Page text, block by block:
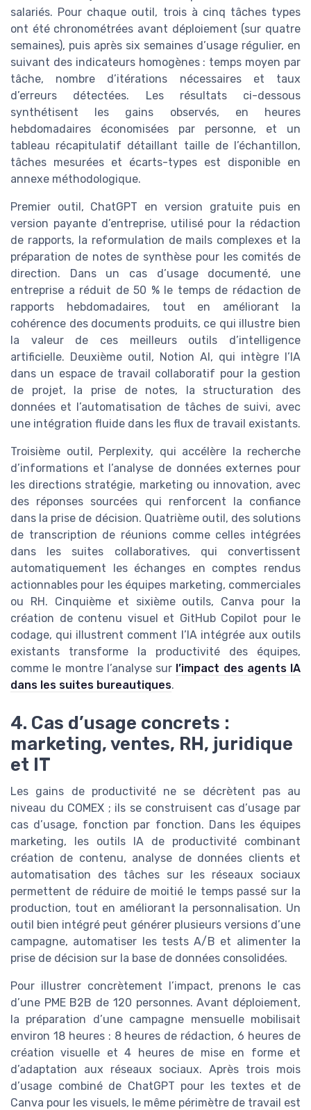
salariés. Pour chaque outil, trois à cinq tâches types
ont été chronométrées avant déploiement (sur quatre
semaines), puis après six semaines d’usage régulier, en
suivant des indicateurs homogènes : temps moyen par
tâche, nombre d’itérations nécessaires et taux
d’erreurs détectées. Les résultats ci-dessous
synthétisent les gains observés, en heures
hebdomadaires économisées par personne, et un
tableau récapitulatif détaillant taille de l’échantillon,
tâches mesurées et écarts-types est disponible en
annexe méthodologique.
Premier outil, ChatGPT en version gratuite puis en
version payante d’entreprise, utilisé pour la rédaction
de rapports, la reformulation de mails complexes et la
préparation de notes de synthèse pour les comités de
direction. Dans un cas d’usage documenté, une
entreprise a réduit de 50 % le temps de rédaction de
rapports hebdomadaires, tout en améliorant la
cohérence des documents produits, ce qui illustre bien
la valeur de ces meilleurs outils d’intelligence
artificielle. Deuxième outil, Notion AI, qui intègre l’IA
dans un espace de travail collaboratif pour la gestion
de projet, la prise de notes, la structuration des
données et l’automatisation de tâches de suivi, avec
une intégration fluide dans les flux de travail existants.
Troisième outil, Perplexity, qui accélère la recherche
d’informations et l’analyse de données externes pour
les directions stratégie, marketing ou innovation, avec
des réponses sourcées qui renforcent la confiance
dans la prise de décision. Quatrième outil, des solutions
de transcription de réunions comme celles intégrées
dans les suites collaboratives, qui convertissent
automatiquement les échanges en comptes rendus
actionnables pour les équipes marketing, commerciales
ou RH. Cinquième et sixième outils, Canva pour la
création de contenu visuel et GitHub Copilot pour le
codage, qui illustrent comment l’IA intégrée aux outils
existants transforme la productivité des équipes,
comme le montre l’analyse sur l’impact des agents IA
dans les suites bureautiques.
4. Cas d’usage concrets :
marketing, ventes, RH, juridique
et IT
Les gains de productivité ne se décrètent pas au
niveau du COMEX ; ils se construisent cas d’usage par
cas d’usage, fonction par fonction. Dans les équipes
marketing, les outils IA de productivité combinant
création de contenu, analyse de données clients et
automatisation des tâches sur les réseaux sociaux
permettent de réduire de moitié le temps passé sur la
production, tout en améliorant la personnalisation. Un
outil bien intégré peut générer plusieurs versions d’une
campagne, automatiser les tests A/B et alimenter la
prise de décision sur la base de données consolidées.
Pour illustrer concrètement l’impact, prenons le cas
d’une PME B2B de 120 personnes. Avant déploiement,
la préparation d’une campagne mensuelle mobilisait
environ 18 heures : 8 heures de rédaction, 6 heures de
création visuelle et 4 heures de mise en forme et
d’adaptation aux réseaux sociaux. Après trois mois
d’usage combiné de ChatGPT pour les textes et de
Canva pour les visuels, le même périmètre de travail est